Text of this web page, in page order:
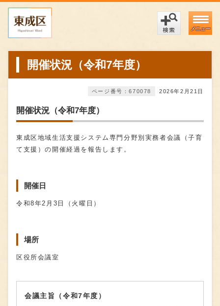
メニュー
開催状況（令和7年度）
2026年2月21日
ページ番号：670078
開催状況（令和7年度）
東成区地域生活支援システム専門分野別実務者会議（子育
て支援）の開催経過を報告します。
開催日
令和8年2月3日（火曜日）
場所
区役所会議室
会議主旨（令和7年度）